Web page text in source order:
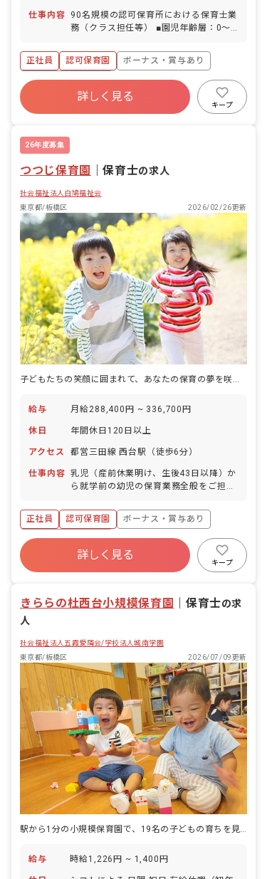
仕事内容
90名規模の認可保育所における保育士業
務（クラス担任等） ■園児年齢層：0～5
正社員
認可保育園
ボーナス・賞与あり
年間休日120日以上
寮・住宅・家賃補助あり
社会保険完備
昇給昇進あり
詳しく見る
キープ
26年度募集
つつじ保育園 ｜保育士の求人
社会福祉法人白鳩福祉会
東京都/板橋区
2026/02/26更新
子どもたちの笑顔に囲まれて、あなたの保育の夢を咲かせませんか？
給与 月給288,400円 ~ 336,700円
休日 年間休日120日以上
アクセス 都営三田線 西台駅（徒歩6分）
仕事内容 乳児（産前休業明け、生後43日以降）か
ら就学前の幼児の保育業務全般をご担当
着いた雰囲気の保育園です。 ・0~5歳児
のクラス担任業務 経験の有無は問いませ
ん。 ■園児年齢層：0～5歳児
正社員 認可保育園
ボーナス・賞与あり
年間休日120日以上
寮・住宅・家賃補助あり
社会保険完備
昇給昇進あり
詳しく見る
キープ
きららの杜西台小規模保育園 保育士の求
人
社会福祉法人五霞愛隣会/学校法人城南学園
東京都/板橋区
2026/07/09更新
給与 時給1,226円 ~ 1,400円